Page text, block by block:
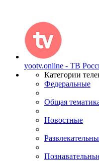
yootv.online - ТВ
Категории
Федеральные
Общая
Новостные